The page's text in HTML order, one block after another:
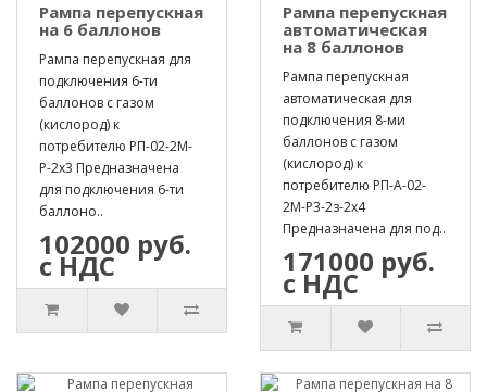
Рампа перепускная
на 6 баллонов
Рампа перепускная для
подключения 6-ти
баллонов с газом
(кислород) к
потребителю РП-02-2М-
Р-2х3 Предназначена
для подключения 6-ти
баллоно..
102000 руб.
с НДС
Рампа перепускная
автоматическая
на 8 баллонов
Рампа перепускная
автоматическая для
подключения 8-ми
баллонов с газом
(кислород) к
потребителю РП-А-02-
2М-Р3-2з-2х4
Предназначена для под..
171000 руб.
с НДС